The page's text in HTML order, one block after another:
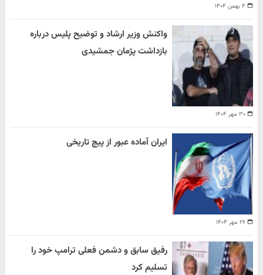
۴ بهمن ۱۴۰۴
۳۰ مهر ۱۴۰۴
واکنش وزیر ارشاد و توضیح پلیس درباره
بازداشت پژمان جمشیدی
۲۶ مهر ۱۴۰۴
ایران آماده عبور از پیچ تاریخی
رفیق سابق و دشمن فعلی ترامپ خود را
تسلیم کرد